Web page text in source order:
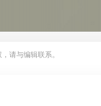
请与编辑联系。